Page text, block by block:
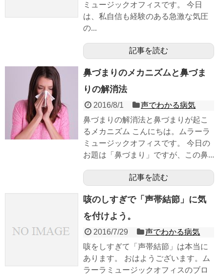
ミュージックオフィスです。 今日
は、私自信も経験のある急激な気圧
の...
記事を読む
鼻づまりのメカニズムと鼻づま
りの解消法
2016/8/1
声でわかる病気
鼻づまりの解消法と鼻づまりが起こ
るメカニズム こんにちは。ムラーラ
ミュージックオフィスです。 今日の
お題は「鼻づまり」ですが、この鼻...
記事を読む
咳のしすぎで「声帯結節」に気
を付けよう。
2016/7/29
声でわかる病気
咳をしすぎて「声帯結節」は本当に
あります。 おはようございます。ム
ラーラミュージックオフィスのブロ